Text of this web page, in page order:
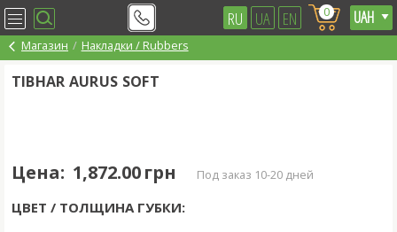
RU UA EN 0
Магазин Накладки / Rubbers
TIBHAR AURUS SOFT
Цена: 1,872.00 грн под заказ 10-20 дней
ЦВЕТ / ТОЛЩИНА ГУБКИ: